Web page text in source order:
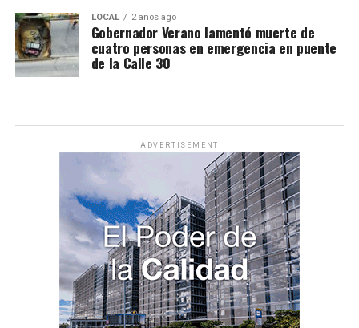
LOCAL 2 años ago
Gobernador Verano lamentó muerte de
cuatro personas en emergencia en puente
de la Calle 30
ADVERTISEMENT